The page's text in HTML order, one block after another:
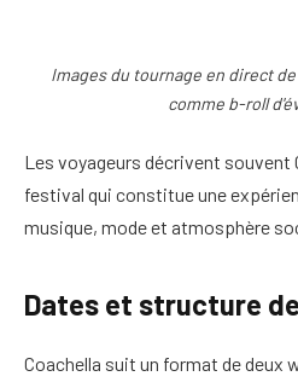
Images du tournage en direct
comme b-roll
Les voyageurs décrivent souvent
festival qui constitue une
musique, mode et atmosphère
Dates et structure
Coachella suit un format de deux